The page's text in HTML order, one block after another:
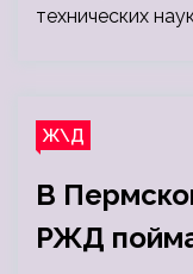
технических
Ж\Д
В
РЖД